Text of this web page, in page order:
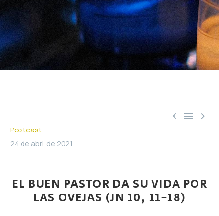
  
Postcast
24 de abril de 2021
EL BUEN PASTOR DA SU VIDA POR
LAS OVEJAS (JN 10, 11-18)